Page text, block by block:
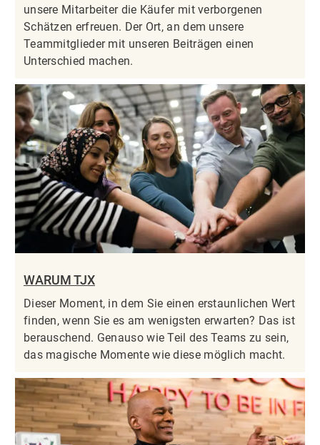
unsere Mitarbeiter die Käufer mit verborgenen
Schätzen erfreuen. Der Ort, an dem unsere
Teammitglieder mit unseren Beiträgen einen
Unterschied machen.
WARUM TJX
Dieser Moment, in dem Sie einen erstaunlichen Wert
finden, wenn Sie es am wenigsten erwarten? Das ist
berauschend. Genauso wie Teil des Teams zu sein,
das magische Momente wie diese möglich macht.